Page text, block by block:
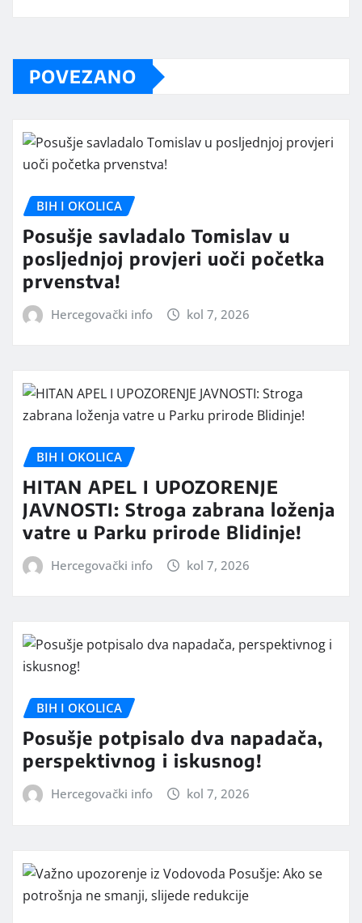
POVEZANO
BIH I OKOLICA
Posušje savladalo Tomislav u
posljednjoj provjeri uoči početka
prvenstva!
Hercegovački info kol 7, 2026
BIH I OKOLICA
HITAN APEL I UPOZORENJE
JAVNOSTI: Stroga zabrana loženja
vatre u Parku prirode Blidinje!
Hercegovački info kol 7, 2026
BIH I OKOLICA
Posušje potpisalo dva napadača,
perspektivnog i iskusnog!
Hercegovački info kol 7, 2026